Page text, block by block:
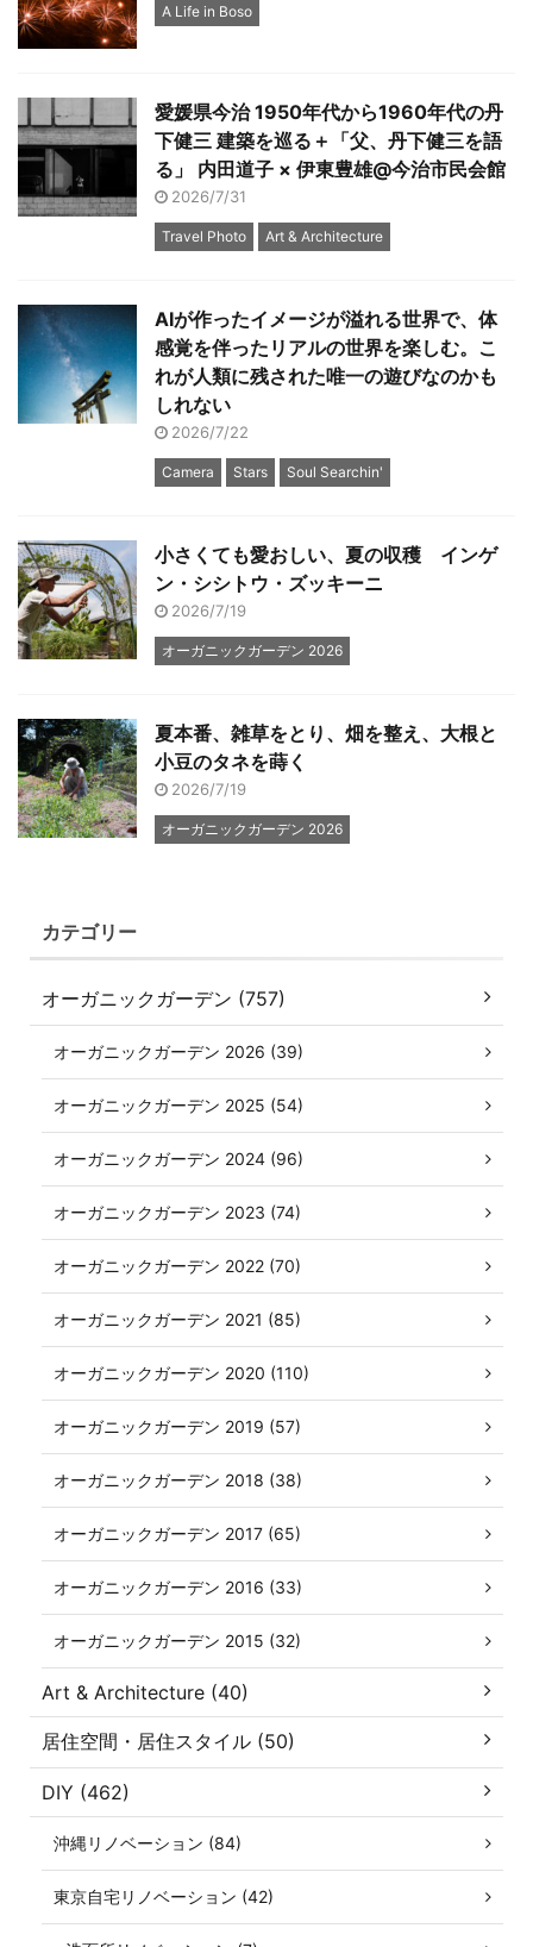
A Life in Boso
愛媛県今治 1950年代から1960年代の丹
下健三 建築を巡る＋「父、丹下健三を語
る」 内田道子 × 伊東豊雄@今治市民会館
2026/7/31
Travel Photo Art & Architecture
AIが作ったイメージが溢れる世界で、体
感覚を伴ったリアルの世界を楽しむ。こ
れが人類に残された唯一の遊びなのかも
しれない
2026/7/22
Camera Stars Soul Searchin'
小さくても愛おしい、夏の収穫 インゲ
ン・シシトウ・ズッキーニ
2026/7/19
オーガニックガーデン 2026
夏本番、雑草をとり、畑を整え、大根と
小豆のタネを蒔く
2026/7/19
オーガニックガーデン 2026
カテゴリー
オーガニックガーデン (757)
オーガニックガーデン 2026 (39)
オーガニックガーデン 2025 (54)
オーガニックガーデン 2024 (96)
オーガニックガーデン 2023 (74)
オーガニックガーデン 2022 (70)
オーガニックガーデン 2021 (85)
オーガニックガーデン 2020 (110)
オーガニックガーデン 2019 (57)
オーガニックガーデン 2018 (38)
オーガニックガーデン 2017 (65)
オーガニックガーデン 2016 (33)
オーガニックガーデン 2015 (32)
Art & Architecture (40)
居住空間・居住スタイル (50)
DIY (462)
沖縄リノベーション (84)
東京自宅リノベーション (42)